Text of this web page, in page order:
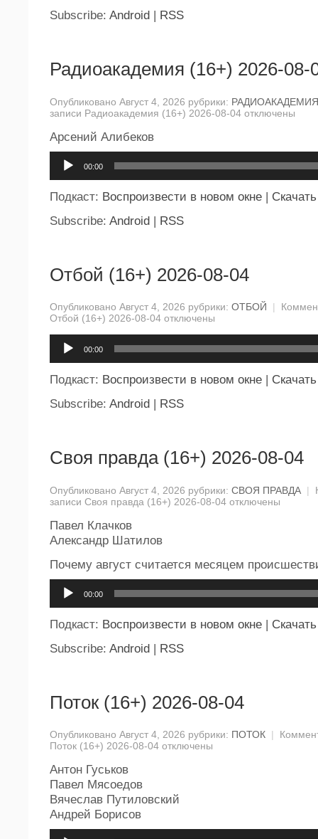
Subscribe: Android | RSS
Радиоакадемия (16+) 2026-08-
Опубликовано Август 4, 2026 рубрики: РАДИОАКАДЕМИЯ
записи Радиоакадемия (16+) 2026-08-04 отключены
Арсений Алибеков
00:00
Подкаст: Воспроизвести в новом окне | Скачать
Subscribe: Android | RSS
Отбой (16+) 2026-08-04
Опубликовано Август 4, 2026 рубрики: ОТБОЙ |
Отбой (16+) 2026-08-04 отключены
00:00
Подкаст: Воспроизвести в новом окне | Скачать
Subscribe: Android | RSS
Своя правда (16+) 2026-08-04
Опубликовано Август 4, 2026 рубрики: СВОЯ ПРАВДА |
записи Своя правда (16+) 2026-08-04 отключены
Павел Клачков
Александр Шатилов
Почему август считается месяцем
00:00
Подкаст: Воспроизвести в новом окне | Скачать
Subscribe: Android | RSS
Поток (16+) 2026-08-04
Опубликовано Август 4, 2026 рубрики: ПОТОК |
Поток (16+) 2026-08-04 отключены
Антон Гуськов
Павел Мясоедов
Вячеслав Путиловский
Андрей Борисов